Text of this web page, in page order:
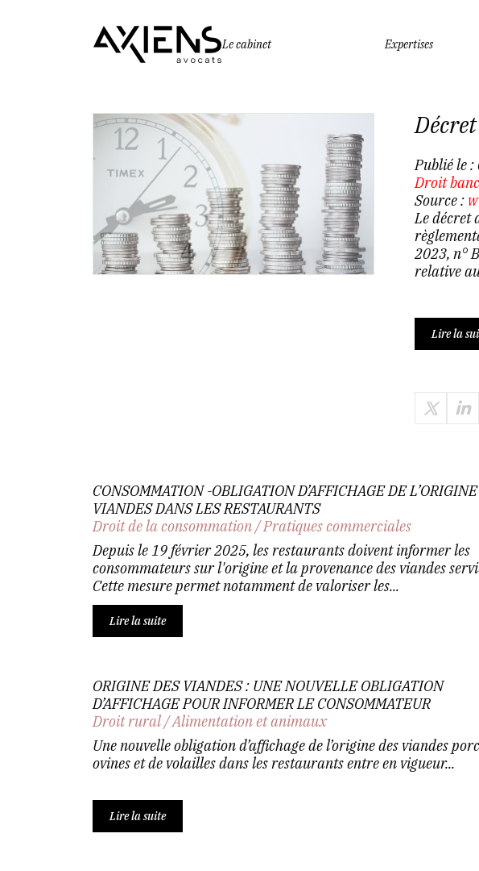
Le cabinet
Expertises
Publié le :
Droit
Source :
Le décret
2023, n°
relative
Lire la
CONSOMMATION -OBLIGATION D’AFFICHAGE DE
VIANDES DANS LES RESTAURANTS
Droit de la consommation/Pratiques commerciales
Depuis le 19 février 2025, les restaurants doivent informer les
consommateurs sur l'origine et la provenance des viandes
Cette mesure permet notamment de valoriser les...
Lire la suite
ORIGINE DES VIANDES : UNE NOUVELLE OBLIGATION
D’AFFICHAGE POUR INFORMER LE CONSOMMATEUR
Droit rural/Alimentation et animaux
Une nouvelle obligation d’affichage de l’origine des viandes
ovines et de volailles dans les restaurants entre en vigueur...
Lire la suite